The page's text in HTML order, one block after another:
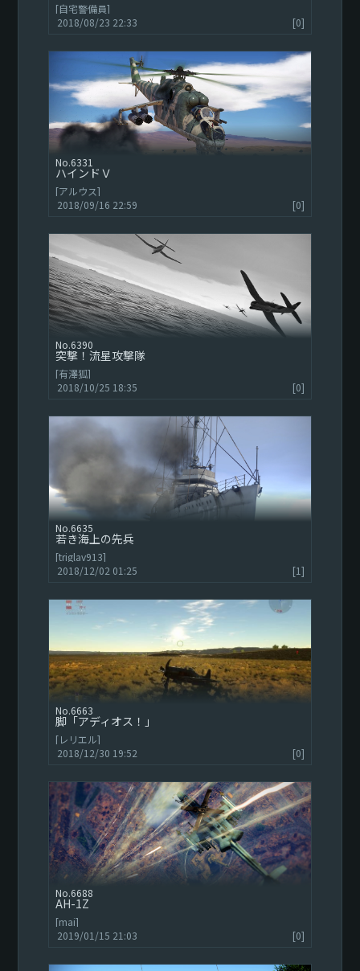
[自宅警備員]
2018/08/23 22:33
[0]
6331
ハインドＶ
[アルウス]
2018/09/16 22:59
[0]
6390
突撃！流星攻撃隊
[有澤狐]
2018/10/25 18:35
[0]
6635
若き海上の先兵
[triglav913]
2018/12/02 01:25
[1]
6663
脚「アディオス！」
[レリエル]
2018/12/30 19:52
[0]
6688
AH-1Z
[mai]
2019/01/15 21:03
[0]